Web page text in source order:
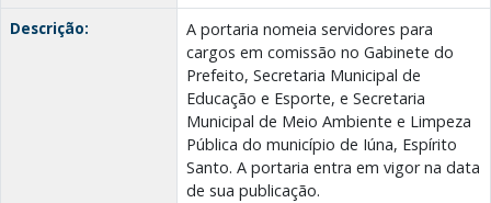
Descrição:
A portaria nomeia servidores para
cargos em comissão no Gabinete do
Prefeito, Secretaria Municipal de
Educação e Esporte, e Secretaria
Municipal de Meio Ambiente e Limpeza
Pública do município de Iúna, Espírito
Santo. A portaria entra em vigor na data
de sua publicação.